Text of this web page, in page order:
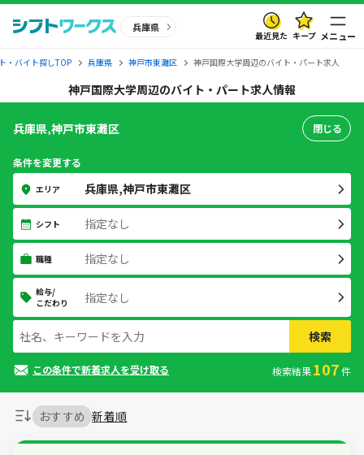
兵庫県
最近見た キープ メニュー
・バイト探しTOP 兵庫県 神戸市東灘区 神戸国際大学周辺のバイト・パート求人
神戸国際大学周辺のバイト・パート求人情報
おすすめ 新着順
兵庫県,神戸市東灘区 閉じる
条件を変更する
エリア 兵庫県,神戸市東灘区
シフト 指定なし
職種 指定なし
給与/
こだわり
指定なし
検索
この条件で新着求人を受け取る 検索結果107件